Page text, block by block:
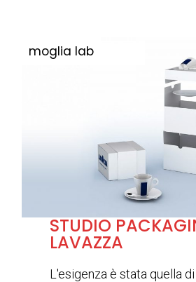
STUDIO
LAVAZZA
L'esigenza è stata quella